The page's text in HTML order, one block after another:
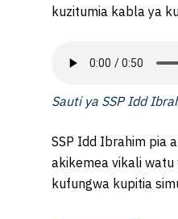
kuzitumia kabla ya
Sauti ya SSP Idd
SSP Idd Ibrahim pia
akikemea vikali watu
kufungwa kupitia